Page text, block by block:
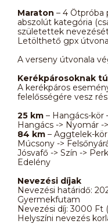
Maraton – 4 Ötpróba
abszolút kategória
születettek
Letölthető gpx
A verseny útvonala
Kerékpárosoknak
A kerékpáros
felelősségére vesz
25 km – Hangács-kör
Hangács -> Nyomár -
84 km – Aggtelek-
Múcsony ->
Jósvafő -> Szín ->
Edelény
Nevezési díjak
Nevezési határidő:
Gyermekfutam
Nevezési díj: 3000 Ft
Helyszíni nevezés